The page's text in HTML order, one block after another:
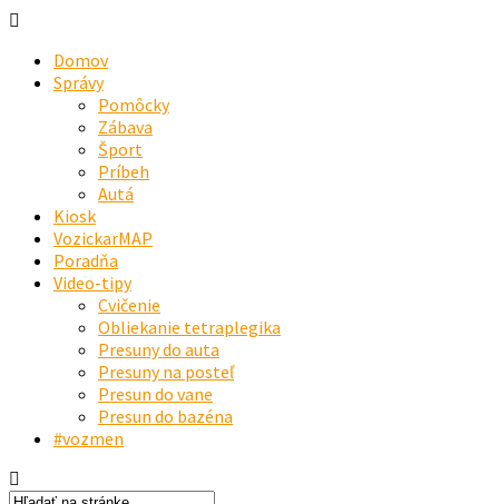
Domov
Správy
Pomôcky
Zábava
Šport
Príbeh
Autá
Kiosk
VozickarMAP
Poradňa
Video-tipy
Cvičenie
Obliekanie tetraplegika
Presuny do auta
Presuny na posteľ
Presun do vane
Presun do bazéna
#vozmen